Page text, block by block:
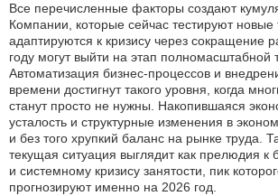
Все перечисленные факторы создают
Компании, которые сейчас тестируют новые
адаптируются к кризису через сокращение
году могут выйти на этап
Автоматизация бизнес-процессов и
времени достигнут такого уровня, когда
станут просто не нужны. Накопившаяся
усталость и структурные изменения в
и без того хрупкий баланс на рынке труда.
текущая ситуация выглядит как прелюдия
и системному кризису занятости, пик
прогнозируют именно на 2026 год.